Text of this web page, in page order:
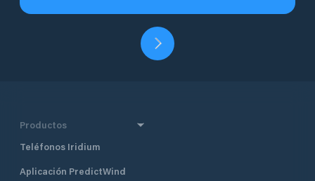
Productos
Teléfonos Iridium
Aplicación PredictWind